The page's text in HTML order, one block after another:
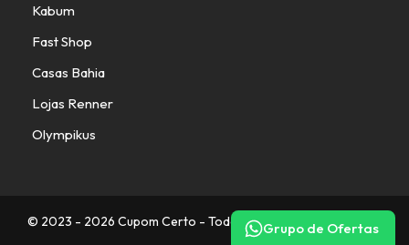
Grupo de Ofertas
Kabum
Fast Shop
Casas Bahia
Lojas Renner
Olympikus
© 2023 - 2026 Cupom Certo - Todos os direitos reservados.